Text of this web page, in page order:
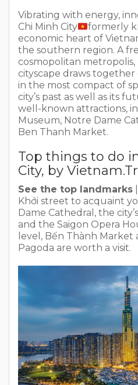
Vibrating with energy,
Chi Minh City
formerly
economic heart of
the southern region. A
cosmopolitan metropolis,
cityscape draws
in the most compact of
city’s past as well as its
well-known attractions,
Museum, Notre Dame
Ben Thanh Market.
Top things to do
City, by
See the top landmarks
Khởi street to acquaint
Dame Cathedral, the
and the Saigon Opera
level, Bến Thành
Pagoda are worth a visit.